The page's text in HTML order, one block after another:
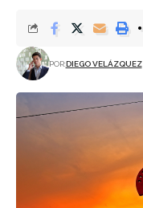
POR:DIEGO VELÁZQUEZ